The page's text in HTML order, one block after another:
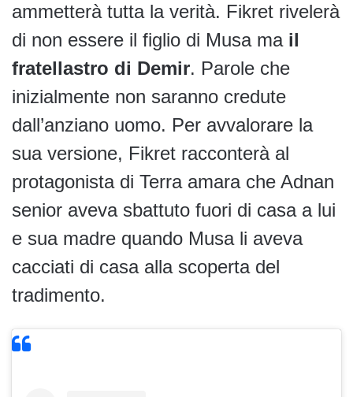
ammetterà tutta la verità. Fikret rivelerà
di non essere il figlio di Musa ma il
fratellastro di Demir. Parole che
inizialmente non saranno credute
dall’anziano uomo. Per avvalorare la
sua versione, Fikret racconterà al
protagonista di Terra amara che Adnan
senior aveva sbattuto fuori di casa a lui
e sua madre quando Musa li aveva
cacciati di casa alla scoperta del
tradimento.